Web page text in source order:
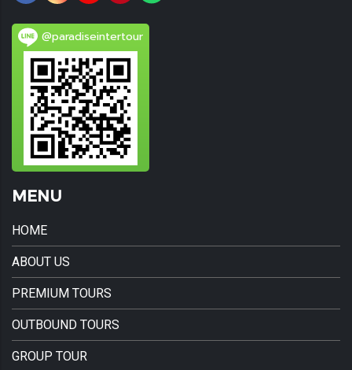
@paradiseintertour
MENU
HOME
ABOUT US
PREMIUM TOURS
OUTBOUND TOURS
GROUP TOUR